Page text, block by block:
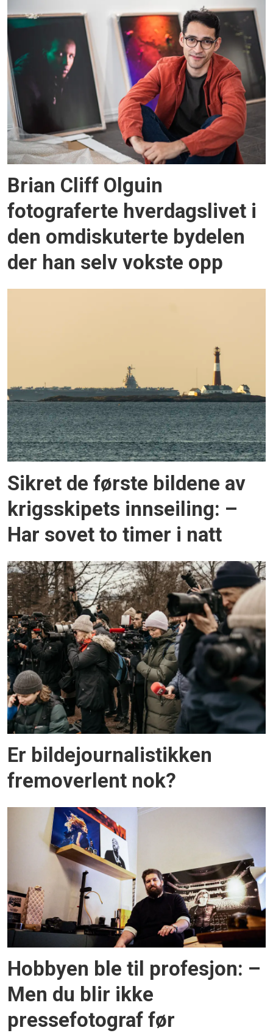
Brian Cliff Olguin
fotograferte hverdagslivet i
den omdiskuterte bydelen
der han selv vokste opp
Sikret de første bildene av
krigsskipets innseiling: –
Har sovet to timer i natt
Er bildejournalistikken
fremoverlent nok?
Hobbyen ble til profesjon: –
Men du blir ikke
pressefotograf før